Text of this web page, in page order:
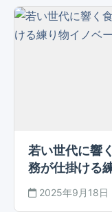
若い世代に響
務が仕掛ける
2025年9月18日